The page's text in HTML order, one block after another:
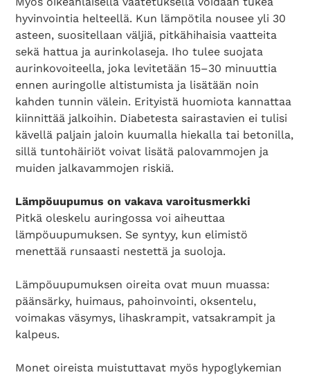
hyvinvointia helteellä. Kun lämpötila nousee yli 30
asteen, suositellaan väljiä, pitkähihaisia vaatteita
sekä hattua ja aurinkolaseja. Iho tulee suojata
aurinkovoiteella, joka levitetään 15–30 minuuttia
ennen auringolle altistumista ja lisätään noin
kahden tunnin välein. Erityistä huomiota kannattaa
kiinnittää jalkoihin. Diabetesta sairastavien ei tulisi
kävellä paljain jaloin kuumalla hiekalla tai betonilla,
sillä tuntohäiriöt voivat lisätä palovammojen ja
muiden jalkavammojen riskiä.
Lämpöuupumus on vakava varoitusmerkki
Pitkä oleskelu auringossa voi aiheuttaa
lämpöuupumuksen. Se syntyy, kun elimistö
menettää runsaasti nestettä ja suoloja.
Lämpöuupumuksen oireita ovat muun muassa:
päänsärky, huimaus, pahoinvointi, oksentelu,
voimakas väsymys, lihaskrampit, vatsakrampit ja
kalpeus.
Monet oireista muistuttavat myös hypoglykemian